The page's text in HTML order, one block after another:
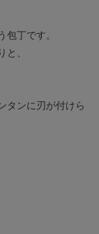
丁です。
、
タンに刃が付けら